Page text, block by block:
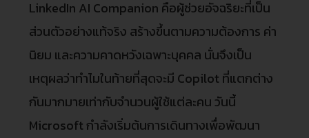
LinkedIn AI Companion คือผู้ช่วยอัจฉริยะที่เป็น
ส่วนตัวอย่างแท้จริง สร้างขึ้นตามความต้องการ ค่า
นิยม และความคาดหวังเฉพาะบุคคล นั่นจึงเป็น
เหตุผลว่าทำไมในท้ายที่สุดจะมี Copilot ที่แตกต่าง
กันมากมายเท่ากับจำนวนผู้ใช้แต่ละคน วันนี้
Microsoft กำลังเริ่มต้นการเดินทางเพื่อพัฒนา